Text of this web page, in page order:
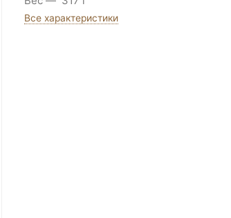
Все характеристики